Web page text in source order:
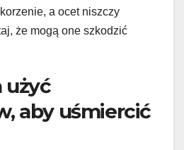
a ocet niszczy
że mogą one szkodzić
użyć
aby uśmiercić